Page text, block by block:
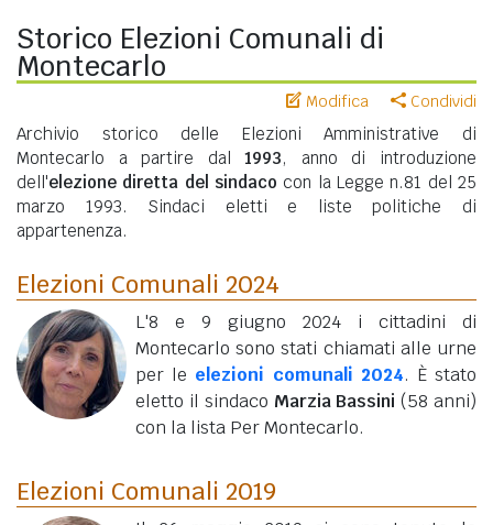
Storico Elezioni Comunali di
Montecarlo
Modifica Condividi
Archivio storico delle Elezioni Amministrative di
Montecarlo a partire dal1993, anno di introduzione
dell'elezione diretta del sindaco con la Legge n.81 del 25
marzo 1993. Sindaci eletti e liste politiche di
appartenenza.
Elezioni Comunali 2024
L'8 e 9 giugno 2024 i cittadini di
Montecarlo sono stati chiamati alle urne
per le elezioni comunali 2024. È stato
eletto il sindaco Marzia Bassini (58 anni)
con la lista Per Montecarlo.
Elezioni Comunali 2019